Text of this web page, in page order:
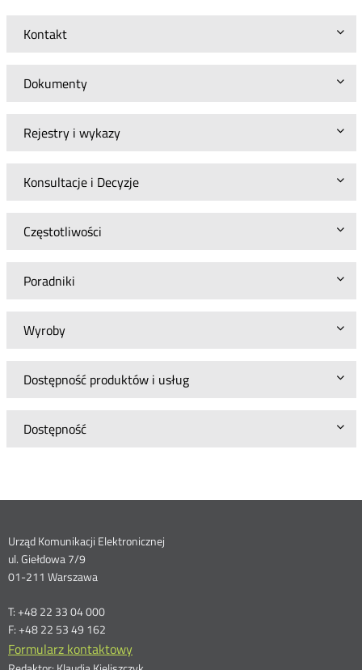
Kontakt
Dokumenty
Rejestry i wykazy
Konsultacje i Decyzje
Częstotliwości
Poradniki
Wyroby
Dostępność produktów i usług
Dostępność
Dane
kontaktowe
Urząd Komunikacji Elektronicznej
ul. Giełdowa 7/9
01-211 Warszawa
T: +48 22 33 04 000
F: +48 22 53 49 162
Formularz kontaktowy